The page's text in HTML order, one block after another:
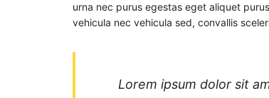
urna nec purus egestas eget aliquet
vehicula nec vehicula sed, convallis
Lorem ipsum dolor sit